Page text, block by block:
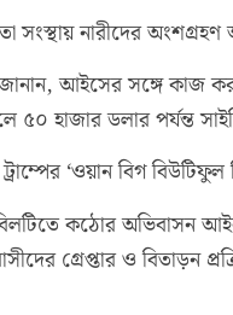
নারীদের
জানান, আইসের সঙ্গে কাজ
৫০ হাজার ডলার পর্যন্ত
‘ওয়ান বিগ
কঠোর অভিবাসন আইন
গ্রেপ্তার ও বিতাড়ন